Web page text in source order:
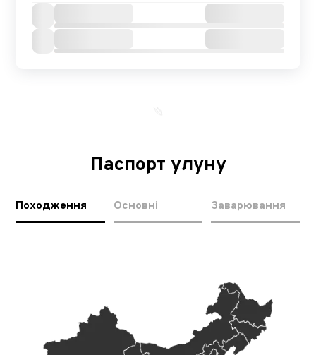
Паспорт улуну
Походження Основні Заварювання